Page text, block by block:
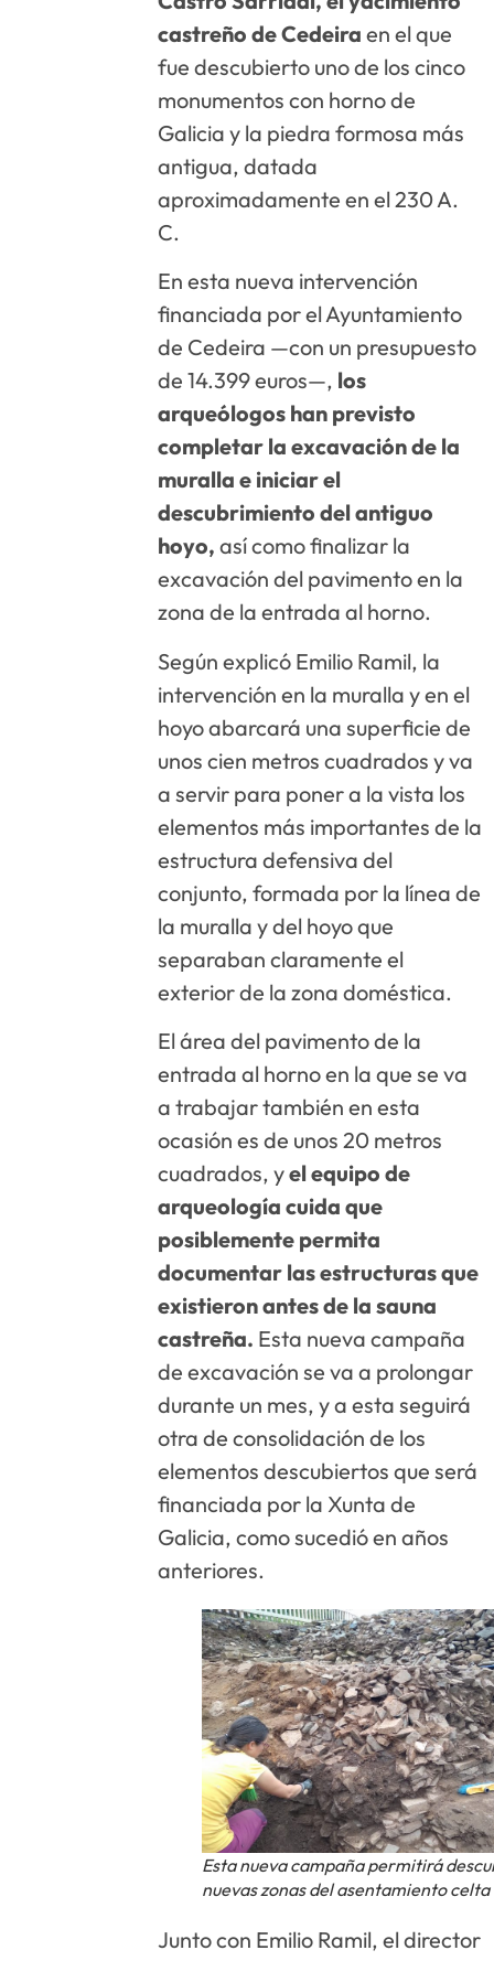
castreño de Cedeira en el que
fue descubierto uno de los cinco
monumentos con horno de
Galicia y la piedra formosa más
antigua, datada
aproximadamente en el 230 A.
C.
En esta nueva intervención
financiada por el Ayuntamiento
de Cedeira —con un presupuesto
de 14.399 euros—, los
arqueólogos han previsto
completar la excavación de la
muralla e iniciar el
descubrimiento del antiguo
hoyo, así como finalizar la
excavación del pavimento en la
zona de la entrada al horno.
Según explicó Emilio Ramil, la
intervención en la muralla y en el
hoyo abarcará una superficie de
unos cien metros cuadrados y va
a servir para poner a la vista los
elementos más importantes de la
estructura defensiva del
conjunto, formada por la línea de
la muralla y del hoyo que
separaban claramente el
exterior de la zona doméstica.
El área del pavimento de la
entrada al horno en la que se va
a trabajar también en esta
ocasión es de unos 20 metros
cuadrados, yel equipo de
arqueología cuida que
posiblemente permita
documentar las estructuras que
existieron antes de la sauna
castreña. Esta nueva campaña
de excavación se va a prolongar
durante un mes, y a esta seguirá
otra de consolidación de los
elementos descubiertos que será
financiada por la Xunta de
Galicia, como sucedió en años
anteriores.
Esta nueva campaña permitirá
nuevas zonas del asentamiento celta
Junto con Emilio Ramil, el director